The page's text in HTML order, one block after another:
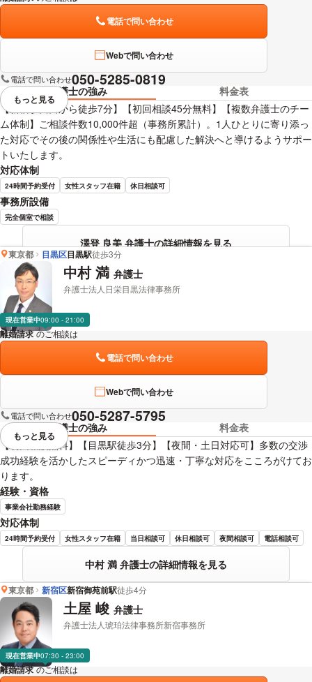
電話で問い合わせ
Webで問い合わせ
電話で問い合わせ050-5285-0819
弁護士の強み
料金表
【新宿駅西口から徒歩7分】【初回相談45分無料】【複数弁護士のチー
ム体制】ご相談件数10,000件超（事務所累計）。1人ひとりに寄り添っ
た対応でその後の関係性や生活にも配慮した解決へと導けるようサポー
トいたします。
対応体制
24時間予約受付 女性スタッフ在籍 休日相談可
事務所設備
完全個室で相談
澤登 良美 弁護士の詳細情報を見る
視覚的に省略されている要素を
もっと見る
東京都 目黒区目黒駅徒歩3分
中村 満 弁護士
弁護士法人日栄目黒法律事務所
現在営業中09:00 - 21:00
離婚請求 のご相談は
電話で問い合わせ
Webで問い合わせ
電話で問い合わせ050-5287-5795
弁護士の強み
料金表
【初回相談無料】【目黒駅徒歩3分】【夜間・土日対応可】多数の交渉
成功経験を活かしたスピーディかつ迅速・丁寧な対応をこころがけてお
ります。
経験・資格
事業会社勤務経験
対応体制
24時間予約受付 女性スタッフ在籍 当日相談可 休日相談可 夜間相談可 電話相談可
中村 満 弁護士の詳細情報を見る
視覚的に省略されている要素を
もっと見る
東京都 新宿区新宿御苑前駅徒歩4分
土屋 峻 弁護士
弁護士法人琥珀法律事務所新宿事務所
現在営業中07:30 - 23:00
離婚請求 のご相談は